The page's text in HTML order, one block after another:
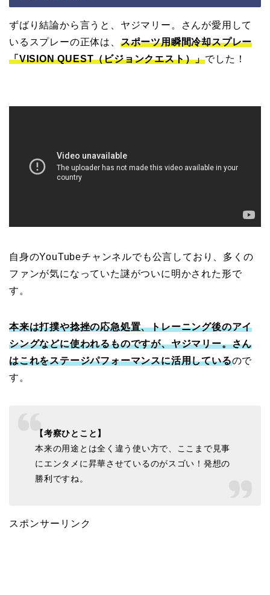
ずばり結論から言うと、ヤジマリー。さんが愛用して
いるスプレーの正体は、 スポーツ用瞬間冷却スプレー
「VISION QUEST（ビジョンクエスト）」でした！
自身のYouTubeチャンネルでも公言しており、多くの
ファンが気になっていた謎がついに明かされた形で
す。
本来は打撲や捻挫の応急処置、トレーニング後のアイ
シングなどに使われるものですが、ヤジマリー。さん
はこれをステージパフォーマンスに活用しているので
す。
【考察ひとこと】
本来の用途とは全く違う使い方で、ここまで見事
にエンタメに昇華させているのがスゴい！発想の
勝利ですね。
スポンサーリンク